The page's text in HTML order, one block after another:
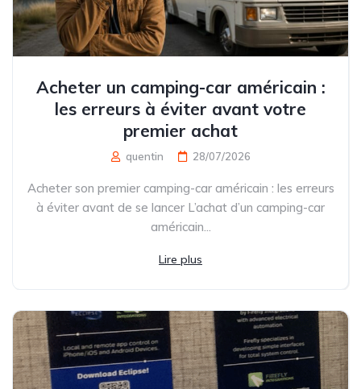
Acheter un camping-car américain :
les erreurs à éviter avant votre
premier achat
quentin 28/07/2026
Acheter son premier camping-car américain : les erreurs
à éviter avant de se lancer L’achat d’un camping-car
américain...
Lire plus